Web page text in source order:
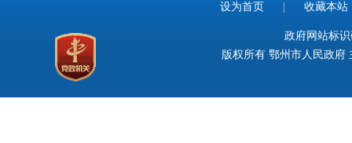
设为首页 收藏本站
政府网站标
版权所有 鄂州市人民政府